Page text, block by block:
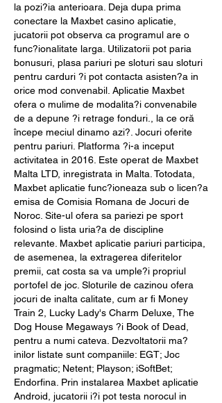
la pozi?ia anterioara. Deja dupa prima
conectare la Maxbet casino aplicatie,
jucatorii pot observa ca programul are o
func?ionalitate larga. Utilizatorii pot paria
bonusuri, plasa pariuri pe sloturi sau sloturi
pentru carduri ?i pot contacta asisten?a in
orice mod convenabil. Aplicatie Maxbet
ofera o mulime de modalita?i convenabile
de a depune ?i retrage fonduri., la ce oră
începe meciul dinamo azi?. Jocuri oferite
pentru pariuri. Platforma ?i-a inceput
activitatea in 2016. Este operat de Maxbet
Malta LTD, inregistrata in Malta. Totodata,
Maxbet aplicatie func?ioneaza sub o licen?a
emisa de Comisia Romana de Jocuri de
Noroc. Site-ul ofera sa pariezi pe sport
folosind o lista uria?a de discipline
relevante. Maxbet aplicatie pariuri participa,
de asemenea, la extragerea diferitelor
premii, cat costa sa va umple?i propriul
portofel de joc. Sloturile de cazinou ofera
jocuri de inalta calitate, cum ar fi Money
Train 2, Lucky Lady's Charm Deluxe, The
Dog House Megaways ?i Book of Dead,
pentru a numi cateva. Dezvoltatorii ma?
inilor listate sunt companiile: EGT; Joc
pragmatic; Netent; Playson; iSoftBet;
Endorfina. Prin instalarea Maxbet aplicatie
Android, jucatorii i?i pot testa norocul in